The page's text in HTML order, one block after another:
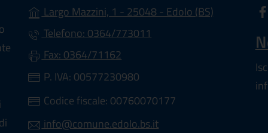
Largo Mazzini, 1 - 25048 - Edolo (BS) (apre in
Telefono: 0364/773011
Fax: 0364/71162
P. IVA: 00577230980
Codice fiscale: 00760070177
info@comune.edolo.bs.it